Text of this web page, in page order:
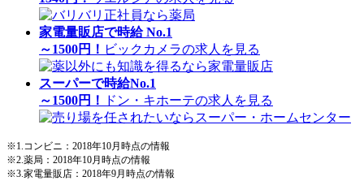
家電量販店で時給 No.1
～1500円！ ビックカメラの求人を見る
スーパーで時給No.1
～1500円！
ドン・キホーテの求人を見る
※1.コンビニ：2018年10月時点の情報
※2.薬局：2018年10月時点の情報
※3.家電量販店：2018年9月時点の情報